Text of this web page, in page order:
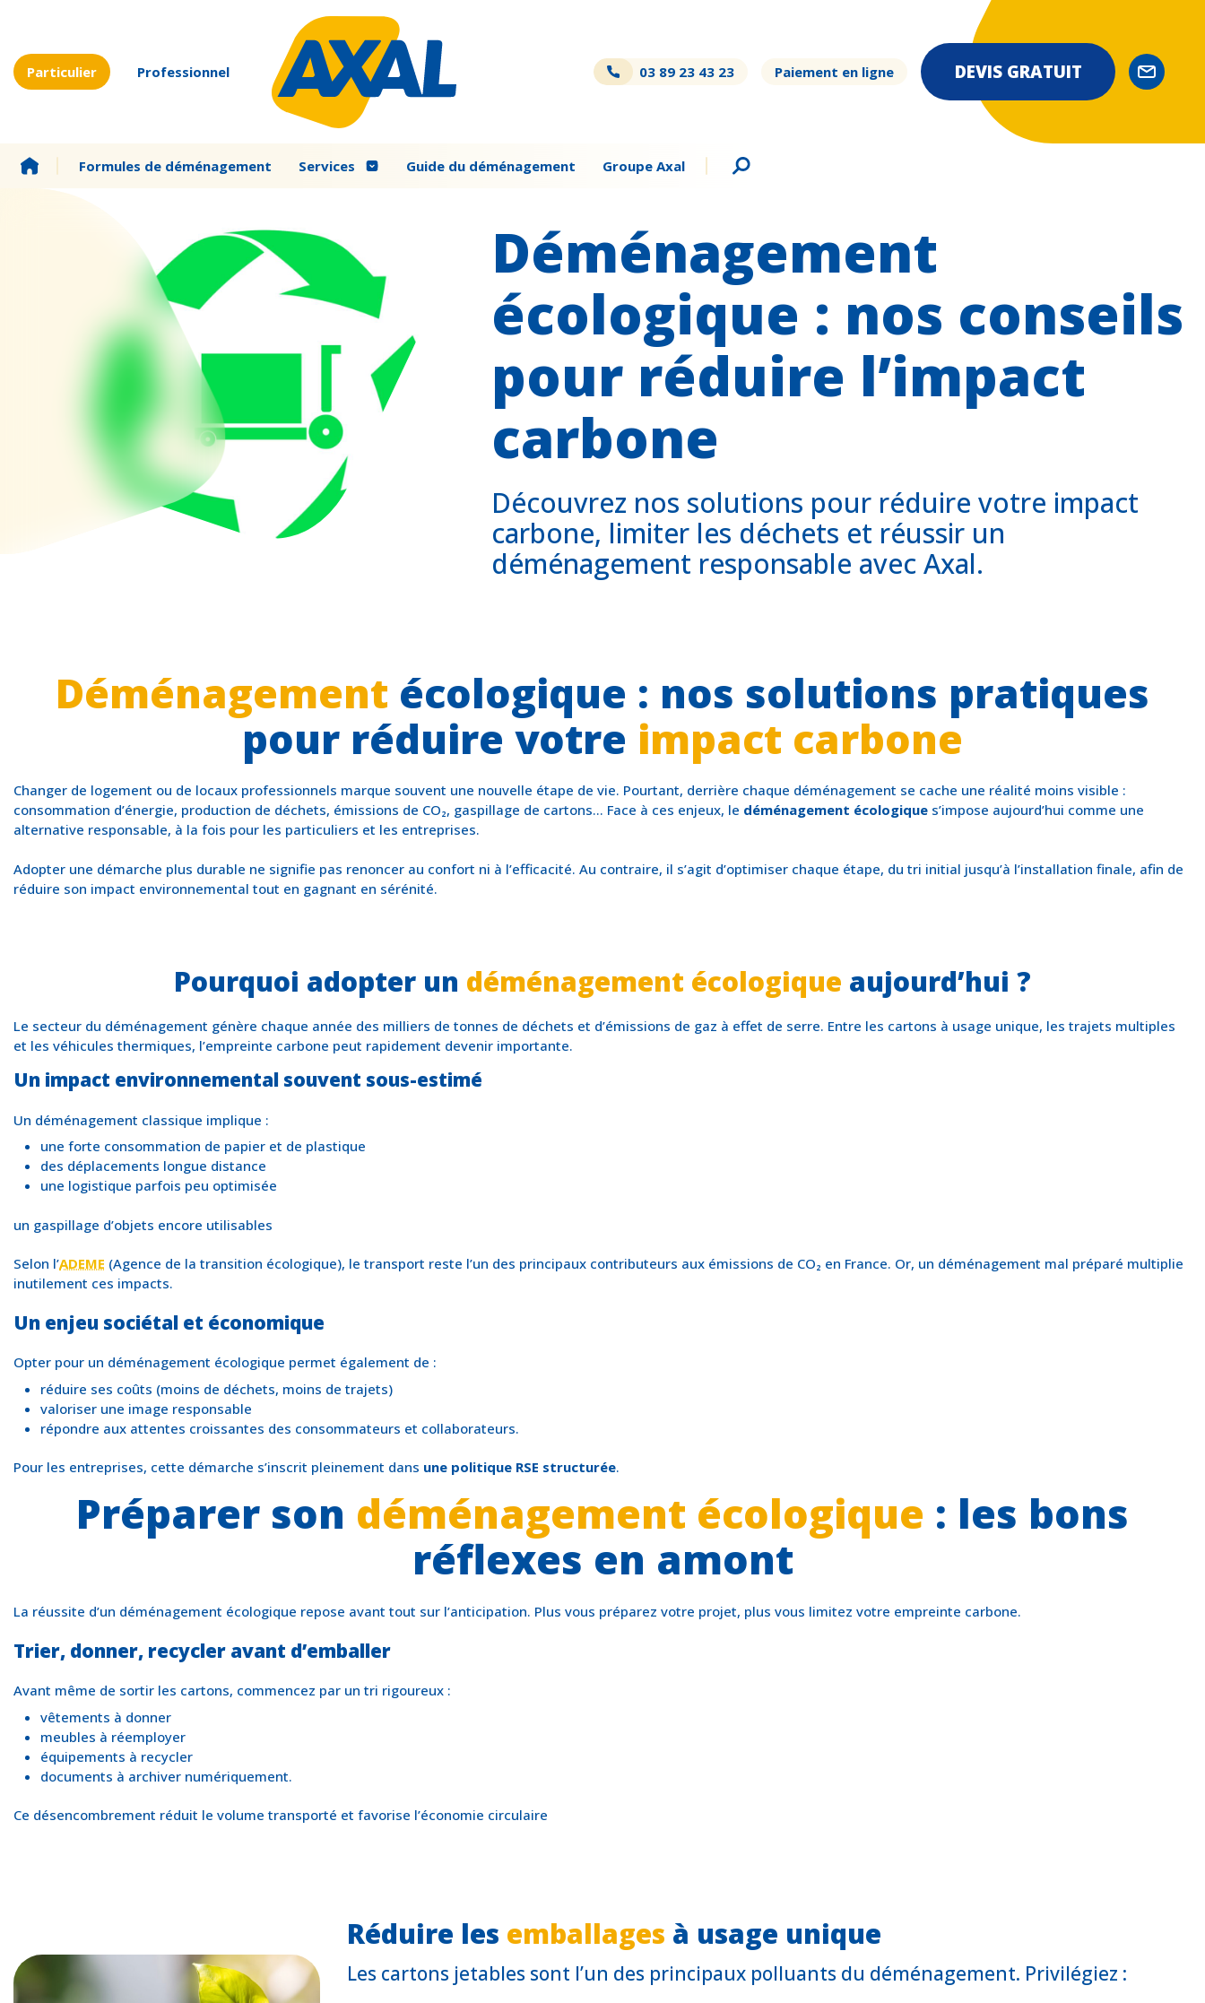
Formules de déménagement Services Guide du déménagement Groupe Axal
Particulier Professionnel 03 89 23 43 23 Paiement en ligne DEVIS GRATUIT
Déménagement
écologique : nos conseils
pour réduire l’impact
carbone
Découvrez nos solutions pour réduire votre impact
carbone, limiter les déchets et réussir un
déménagement responsable avec Axal.
Déménagement écologique : nos solutions pratiques
pour réduire votre impact carbone
Changer de logement ou de locaux professionnels marque souvent une nouvelle étape de vie. Pourtant, derrière chaque déménagement se cache une réalité moins visible :
consommation d’énergie, production de déchets, émissions de CO₂, gaspillage de cartons… Face à ces enjeux, le déménagement écologique s’impose aujourd’hui comme une
alternative responsable, à la fois pour les particuliers et les entreprises.
Adopter une démarche plus durable ne signifie pas renoncer au confort ni à l’efficacité. Au contraire, il s’agit d’optimiser chaque étape, du tri initial jusqu’à l’installation finale, afin de
réduire son impact environnemental tout en gagnant en sérénité.
Pourquoi adopter un déménagement écologique aujourd’hui ?
Le secteur du déménagement génère chaque année des milliers de tonnes de déchets et d’émissions de gaz à effet de serre. Entre les cartons à usage unique, les trajets multiples
et les véhicules thermiques, l’empreinte carbone peut rapidement devenir importante.
Un impact environnemental souvent sous-estimé
Un déménagement classique implique :
une forte consommation de papier et de plastique
des déplacements longue distance
une logistique parfois peu optimisée
un gaspillage d’objets encore utilisables
Selon l’ADEME (Agence de la transition écologique), le transport reste l’un des principaux contributeurs aux émissions de CO₂ en France. Or, un déménagement mal préparé multiplie
inutilement ces impacts.
Un enjeu sociétal et économique
Opter pour un déménagement écologique permet également de :
réduire ses coûts (moins de déchets, moins de trajets)
valoriser une image responsable
répondre aux attentes croissantes des consommateurs et collaborateurs.
Pour les entreprises, cette démarche s’inscrit pleinement dans une politique RSE structurée.
Préparer son déménagement écologique : les bons
réflexes en amont
La réussite d’un déménagement écologique repose avant tout sur l’anticipation. Plus vous préparez votre projet, plus vous limitez votre empreinte carbone.
Trier, donner, recycler avant d’emballer
Avant même de sortir les cartons, commencez par un tri rigoureux :
vêtements à donner
meubles à réemployer
équipements à recycler
documents à archiver numériquement.
Ce désencombrement réduit le volume transporté et favorise l’économie circulaire
Réduire les emballages à usage unique
Les cartons jetables sont l’un des principaux polluants du déménagement. Privilégiez :